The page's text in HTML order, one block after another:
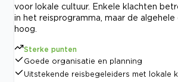
voor lokale cultuur. Enkele klachten
in het reisprogramma, maar de
hoog.
Sterke punten
Goede organisatie en planning
Uitstekende reisbegeleiders met lokale